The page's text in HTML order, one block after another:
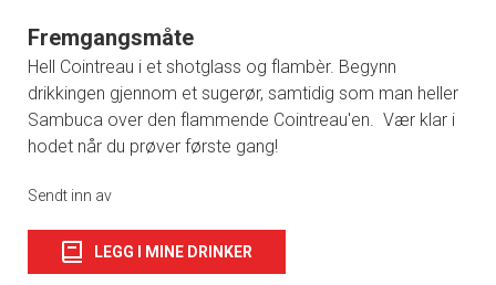
Fremgangsmåte
Hell Cointreau i et shotglass og flambèr. Begynn
drikkingen gjennom et sugerør, samtidig som man heller
Sambuca over den flammende Cointreau'en. Vær klar i
hodet når du prøver første gang!
Sendt inn av
LEGG I MINE DRINKER